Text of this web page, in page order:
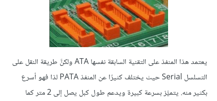
يعتمد هذا المنفذ على التقنية السابقة نفسها ATA ولكنَّ طريقة النقل على
التسلسل Serial حيث يختلف كثيرًا عن المنفذ PATA لذا فهو أسرع
بكثير منه. يتميَّز بسرعة كبيرة ويدعم طول كبل يصل إلى 2 متر كما